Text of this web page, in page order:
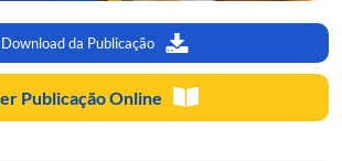
Download da Publicação
Publicação Online